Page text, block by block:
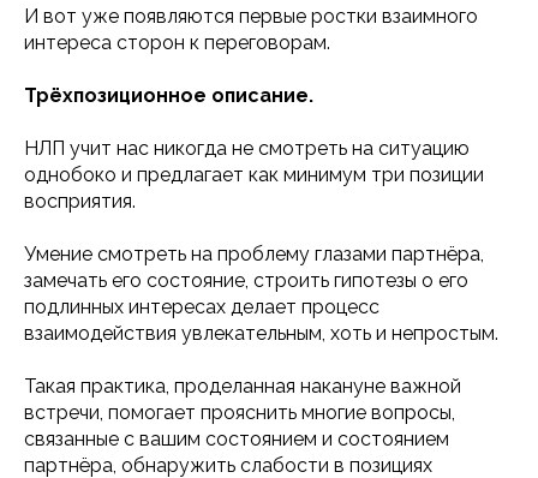
И вот уже появляются первые ростки взаимного
интереса сторон к переговорам.
Трёхпозиционное описание.
НЛП учит нас никогда не смотреть на ситуацию
однобоко и предлагает как минимум три позиции
восприятия.
Умение смотреть на проблему глазами партнёра,
замечать его состояние, строить гипотезы о его
подлинных интересах делает процесс
взаимодействия увлекательным, хоть и непростым.
Такая практика, проделанная накануне важной
встречи, помогает прояснить многие вопросы,
связанные с вашим состоянием и состоянием
партнёра, обнаружить слабости в позициях